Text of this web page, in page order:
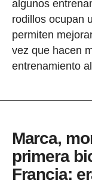
algunos
rodillos ocupan
permiten
vez que hacen
entrenamiento
Marca,
primera
Francia: